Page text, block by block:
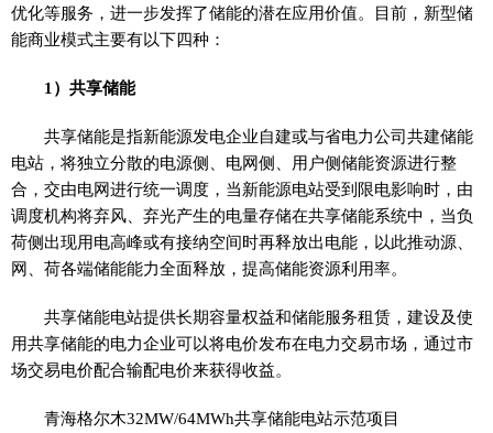
优化等服务，进一步发挥了储能的潜在应用价值。目前，新型储
能商业模式主要有以下四种：
1）共享储能
共享储能是指新能源发电企业自建或与省电力公司共建储能
电站，将独立分散的电源侧、电网侧、用户侧储能资源进行整
合，交由电网进行统一调度，当新能源电站受到限电影响时，由
调度机构将弃风、弃光产生的电量存储在共享储能系统中，当负
荷侧出现用电高峰或有接纳空间时再释放出电能，以此推动源、
网、荷各端储能能力全面释放，提高储能资源利用率。
共享储能电站提供长期容量权益和储能服务租赁，建设及使
用共享储能的电力企业可以将电价发布在电力交易市场，通过市
场交易电价配合输配电价来获得收益。
青海格尔木32MW/64MWh共享储能电站示范项目